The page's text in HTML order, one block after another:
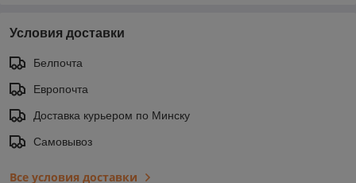
Условия доставки
Белпочта
Европочта
Доставка курьером по Минску
Самовывоз
Все условия доставки